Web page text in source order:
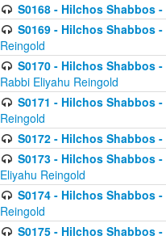
S0168 - Hilchos Shabbos
S0169 - Hilchos Shabbos
Reingold
S0170 - Hilchos Shabbos
Rabbi Eliyahu Reingold
S0171 - Hilchos Shabbos
Reingold
S0172 - Hilchos Shabbos
S0173 - Hilchos Shabbos
Eliyahu Reingold
S0174 - Hilchos Shabbos
Reingold
S0175 - Hilchos Shabbos